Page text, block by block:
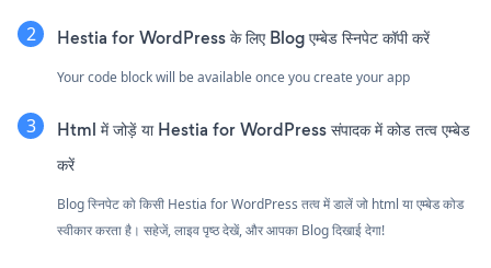
Hestia for WordPress के लिए Blog एम्बेड स्निपेट कॉपी करें
Your code block will be available once you create your app
Html में जोड़ें या Hestia for WordPress संपादक में कोड तत्व एम्बेड
करें
Blog स्निपेट को किसी Hestia for WordPress तत्व में डालें जो html या एम्बेड कोड
स्वीकार करता है। सहेजें, लाइव पृष्ठ देखें, और आपका Blog दिखाई देगा!